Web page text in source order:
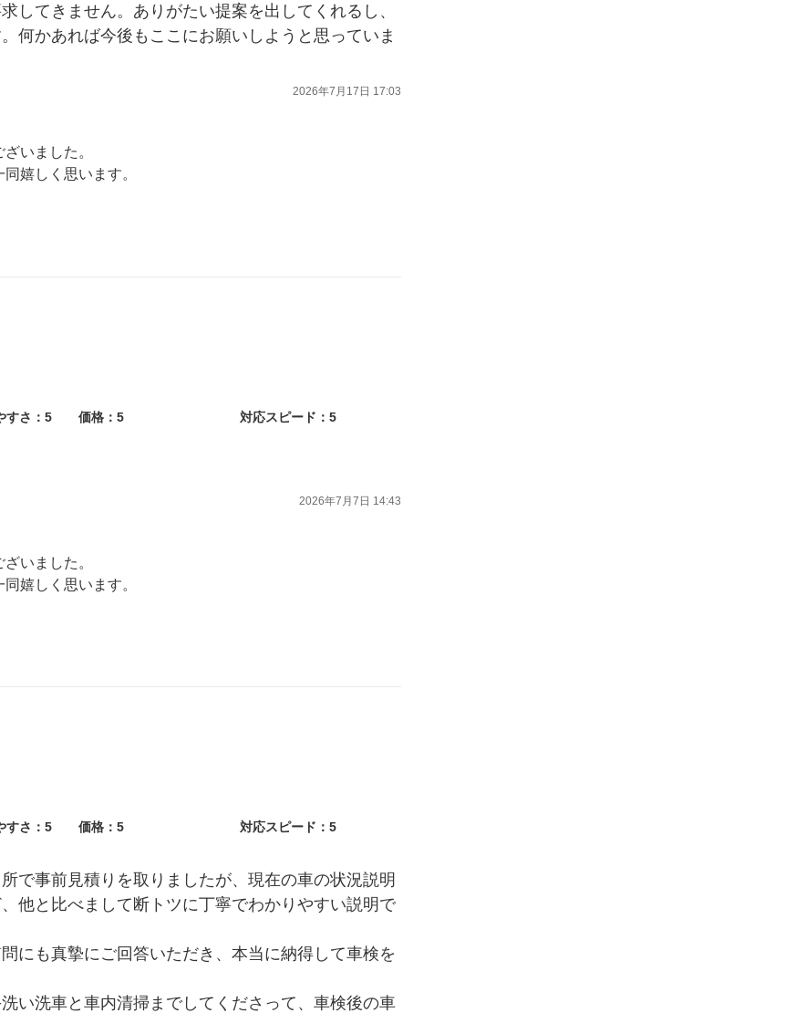
してきません。ありがたい提案を出してくれるし、
何かあれば今後もここにお願いしようと思っていま
2026年7月17日 17:03
いました。
嬉しく思います。
気軽にご相談ください。
すさ：5 価格：5 対応スピード：5
2026年7月7日 14:43
いました。
嬉しく思います。
気軽にご相談ください。
すさ：5 価格：5 対応スピード：5
で事前見積りを取りましたが、現在の車の状況説明
他と比べまして断トツに丁寧でわかりやすい説明で
にも真摯にご回答いただき、本当に納得して車検を
い洗車と車内清掃までしてくださって、車検後の車